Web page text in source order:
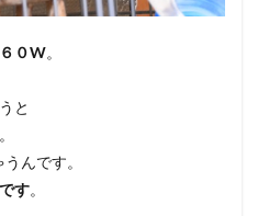
６０W。
と
んです。
す。